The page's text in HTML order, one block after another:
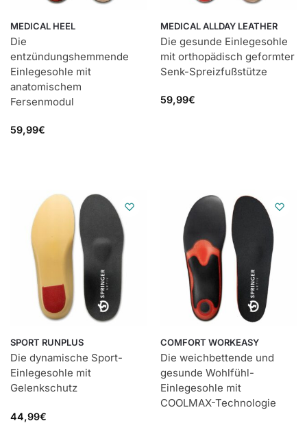
MEDICAL HEEL
Die
entzündungshemmende
Einlegesohle mit
anatomischem
Fersenmodul
59,99€
MEDICAL ALLDAY LEATHER
Die gesunde Einlegesohle
mit orthopädisch geformter
Senk-Spreizfußstütze
59,99€
SPORT RUNPLUS
Die dynamische Sport-
Einlegesohle mit
Gelenkschutz
44,99€
COMFORT WORKEASY
Die weichbettende und
gesunde Wohlfühl-
Einlegesohle mit
COOLMAX-Technologie